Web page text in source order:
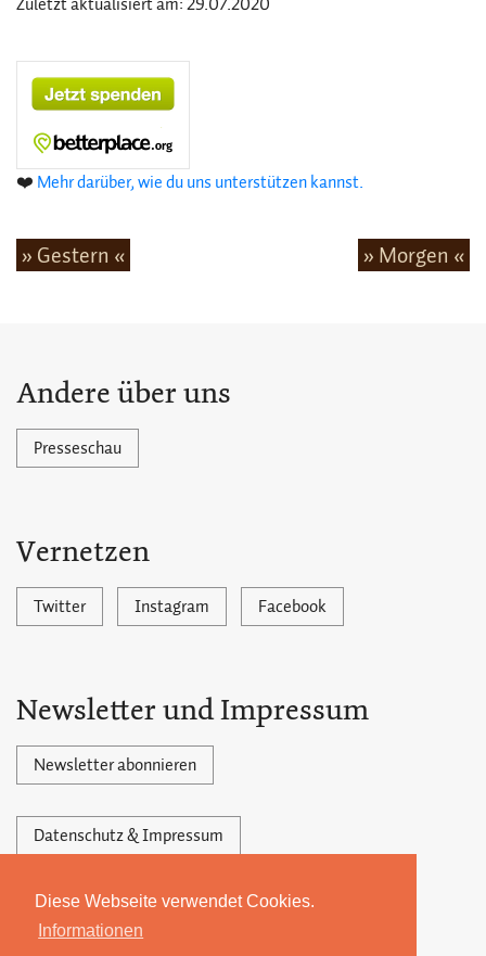
Diese Webseite verwendet Cookies.
Informationen
❤️ Mehr darüber, wie du uns unterstützen kannst.
» Gestern « » Morgen «
Andere über uns
Presseschau
Vernetzen
Twitter Instagram Facebook
Newsletter und Impressum
Newsletter abonnieren
Datenschutz & Impressum